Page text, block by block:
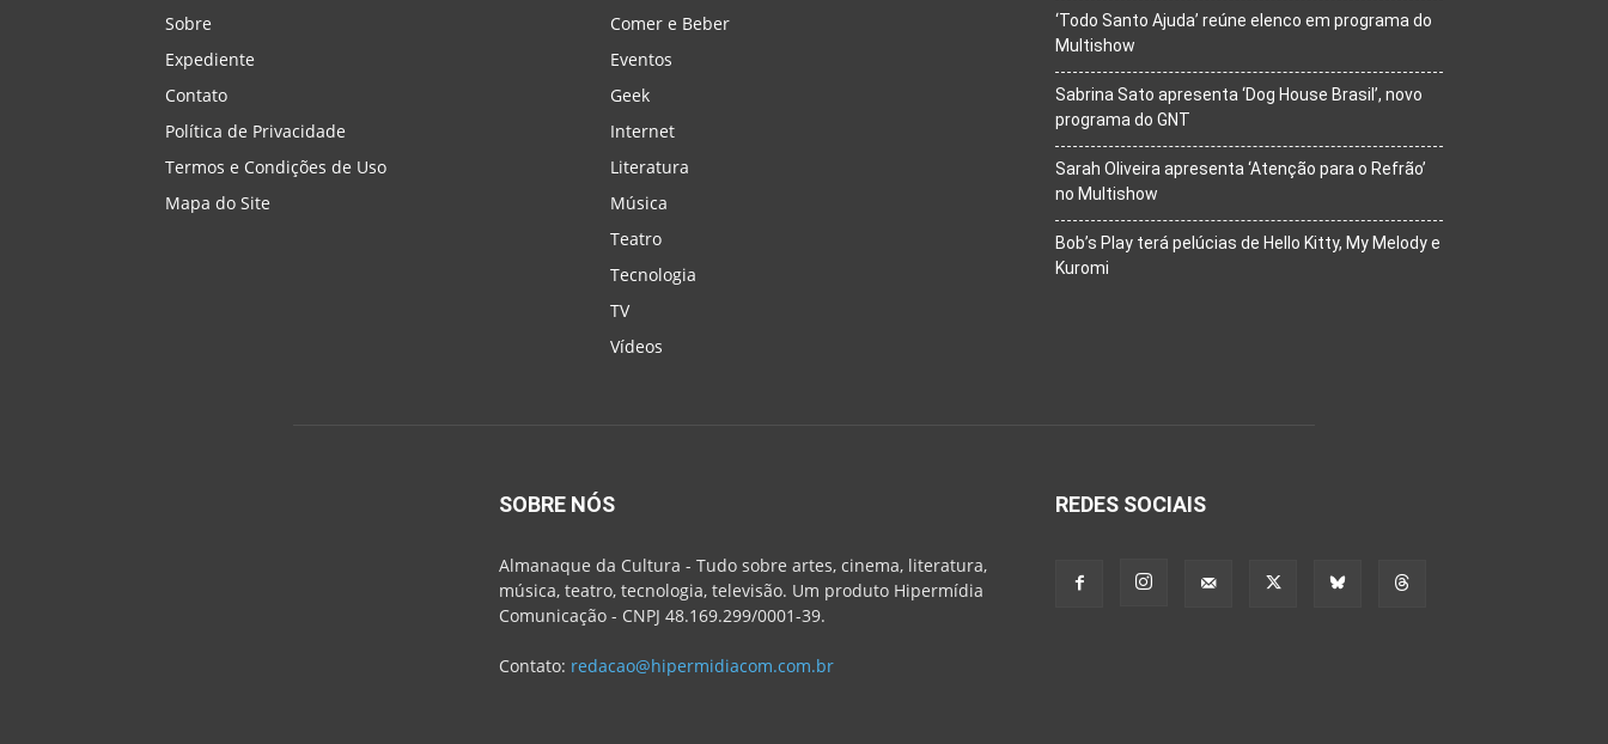
Sobre
Expediente
Contato
Política de Privacidade
Termos e Condições de Uso
Mapa do Site
Comer e Beber
Eventos
Geek
Internet
Literatura
Música
Teatro
Tecnologia
TV
Vídeos
‘Todo Santo Ajuda’ reúne elenco em programa do
Multishow
Sabrina Sato apresenta ‘Dog House Brasil’, novo
programa do GNT
Sarah Oliveira apresenta ‘Atenção para o Refrão’
no Multishow
Bob’s Play terá pelúcias de Hello Kitty, My Melody e
Kuromi
SOBRE NÓS
Almanaque da Cultura - Tudo sobre artes, cinema, literatura,
música, teatro, tecnologia, televisão. Um produto Hipermídia
Comunicação - CNPJ 48.169.299/0001-39.
Contato: redacao@hipermidiacom.com.br
REDES SOCIAIS